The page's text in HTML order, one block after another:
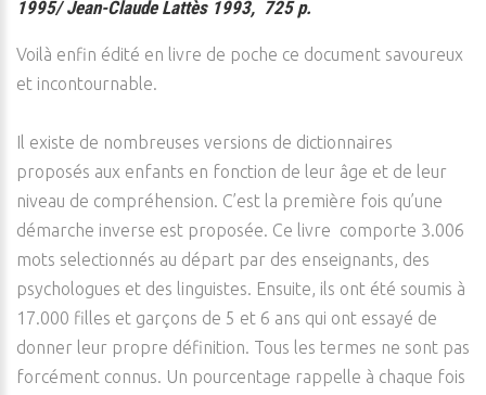
1995/ Jean-Claude Lattès 1993, 725 p.
Voilà enfin édité en livre de poche ce document savoureux
et incontournable.
Il existe de nombreuses versions de dictionnaires
proposés aux enfants en fonction de leur âge et de leur
niveau de compréhension. C’est la première fois qu’une
démarche inverse est proposée. Ce livre comporte 3.006
mots selectionnés au départ par des enseignants, des
psychologues et des linguistes. Ensuite, ils ont été soumis à
17.000 filles et garçons de 5 et 6 ans qui ont essayé de
donner leur propre définition. Tous les termes ne sont pas
forcément connus. Un pourcentage rappelle à chaque fois